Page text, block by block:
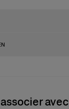
avec